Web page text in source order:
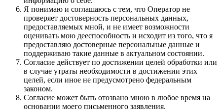
Я понимаю и соглашаюсь с тем, что Оператор не
проверяет достоверность персональных данных,
предоставляемых мной, и не имеет возможности
оценивать мою дееспособность и исходит из того, что я
предоставляю достоверные персональные данные и
поддерживаю такие данные в актуальном состоянии.
Согласие действует по достижении целей обработки или
в случае утраты необходимости в достижении этих
целей, если иное не предусмотрено федеральным
законом.
Согласие может быть отозвано мною в любое время на
основании моего письменного заявления.